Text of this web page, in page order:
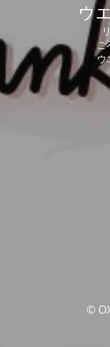
ウ
ご
ウ
©